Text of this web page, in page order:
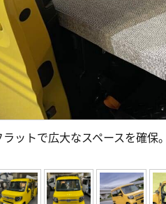
ットで広大なスペースを確保